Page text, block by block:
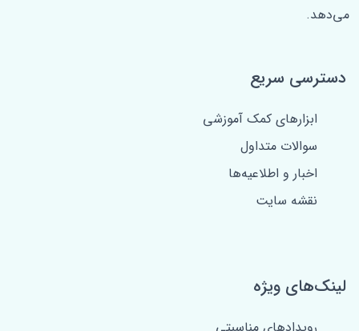
می‌دهد.
دسترسی سریع
ابزارهای کمک آموزشی
سوالات متداول
اخبار و اطلاعیه‌ها
نقشه سایت
لینک‌های ویژه